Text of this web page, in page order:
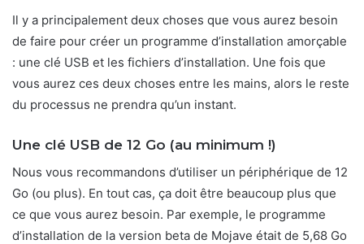
Il y a principalement deux choses que vous aurez besoin
de faire pour créer un programme d’installation amorçable
: une clé USB et les fichiers d’installation. Une fois que
vous aurez ces deux choses entre les mains, alors le reste
du processus ne prendra qu’un instant.
Une clé USB de 12 Go (au minimum !)
Nous vous recommandons d’utiliser un périphérique de 12
Go (ou plus). En tout cas, ça doit être beaucoup plus que
ce que vous aurez besoin. Par exemple, le programme
d’installation de la version beta de Mojave était de 5,68 Go